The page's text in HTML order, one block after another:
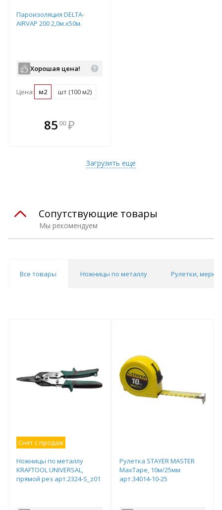
Пароизоляция DELTA-
AIRVAP 200 2,0м.х50м.
Хорошая цена!
Цена: м2 шт (100 м2)
85 00 ₽
Загрузить еще
Мы рекомендуем
Сопутствующие товары
Все товары Ножницы по металлу Рулетки,
Снят с продаж
Ножницы по металлу
KRAFTOOL UNIVERSAL,
прямой рез арт.2324-S_z01
Рулетка STAYER МASTER
MaxTape, 10м/25мм
арт.34014-10-25